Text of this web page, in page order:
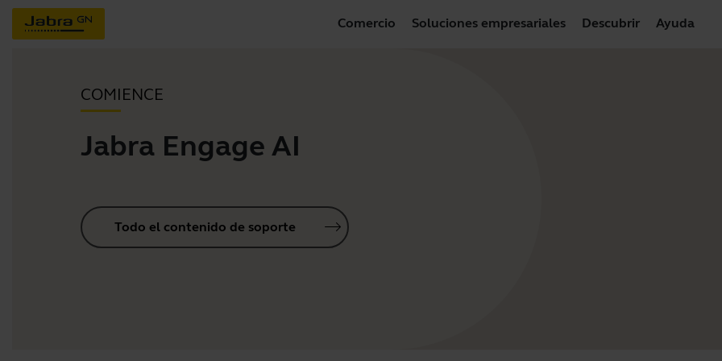
Comercio Soluciones empresariales Descubrir Ayuda
COMIENCE
Jabra Engage AI
Todo el contenido de soporte